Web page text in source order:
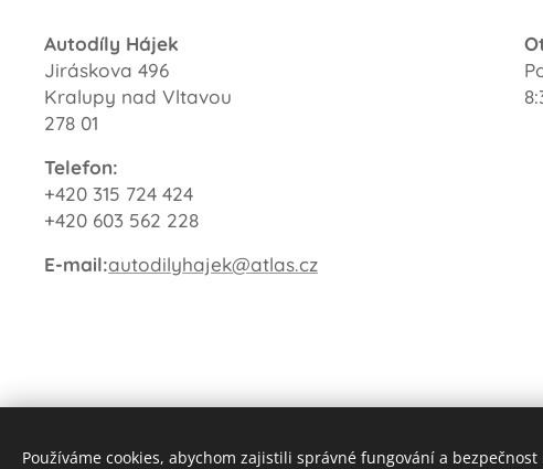
Autodíly Hájek
Jiráskova 496
Kralupy nad Vltavou
278 01
Telefon:
+420 315 724 424
+420 603 562 228
E-mail:autodilyhajek@atlas.cz
Používáme cookies, abychom zajistili správné fungování a